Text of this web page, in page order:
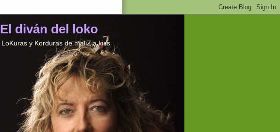
El diván del loko
LoKuras y Korduras de maliZia kiss